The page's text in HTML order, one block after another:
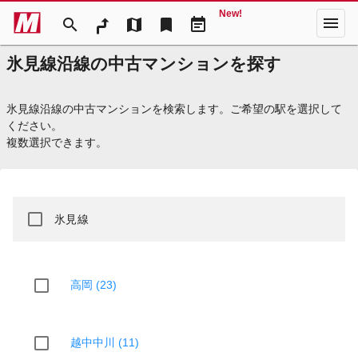
search map bookmark event_note
New! menu
氷見線沿線の中古マンションを探す
氷見線沿線の中古マンションを検索します。ご希望の駅を選択して
ください。
複数選択できます。
氷見線
高岡 (23)
越中中川 (11)